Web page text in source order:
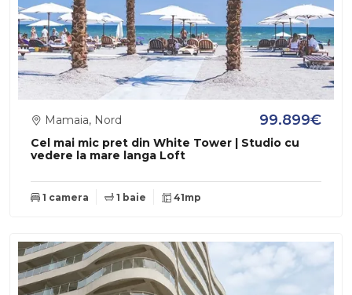
Cel mai mic pret din White Tower | Studio cu
vedere la mare langa Loft
Mamaia, Nord 99.899€
1 camera 1 baie 41mp